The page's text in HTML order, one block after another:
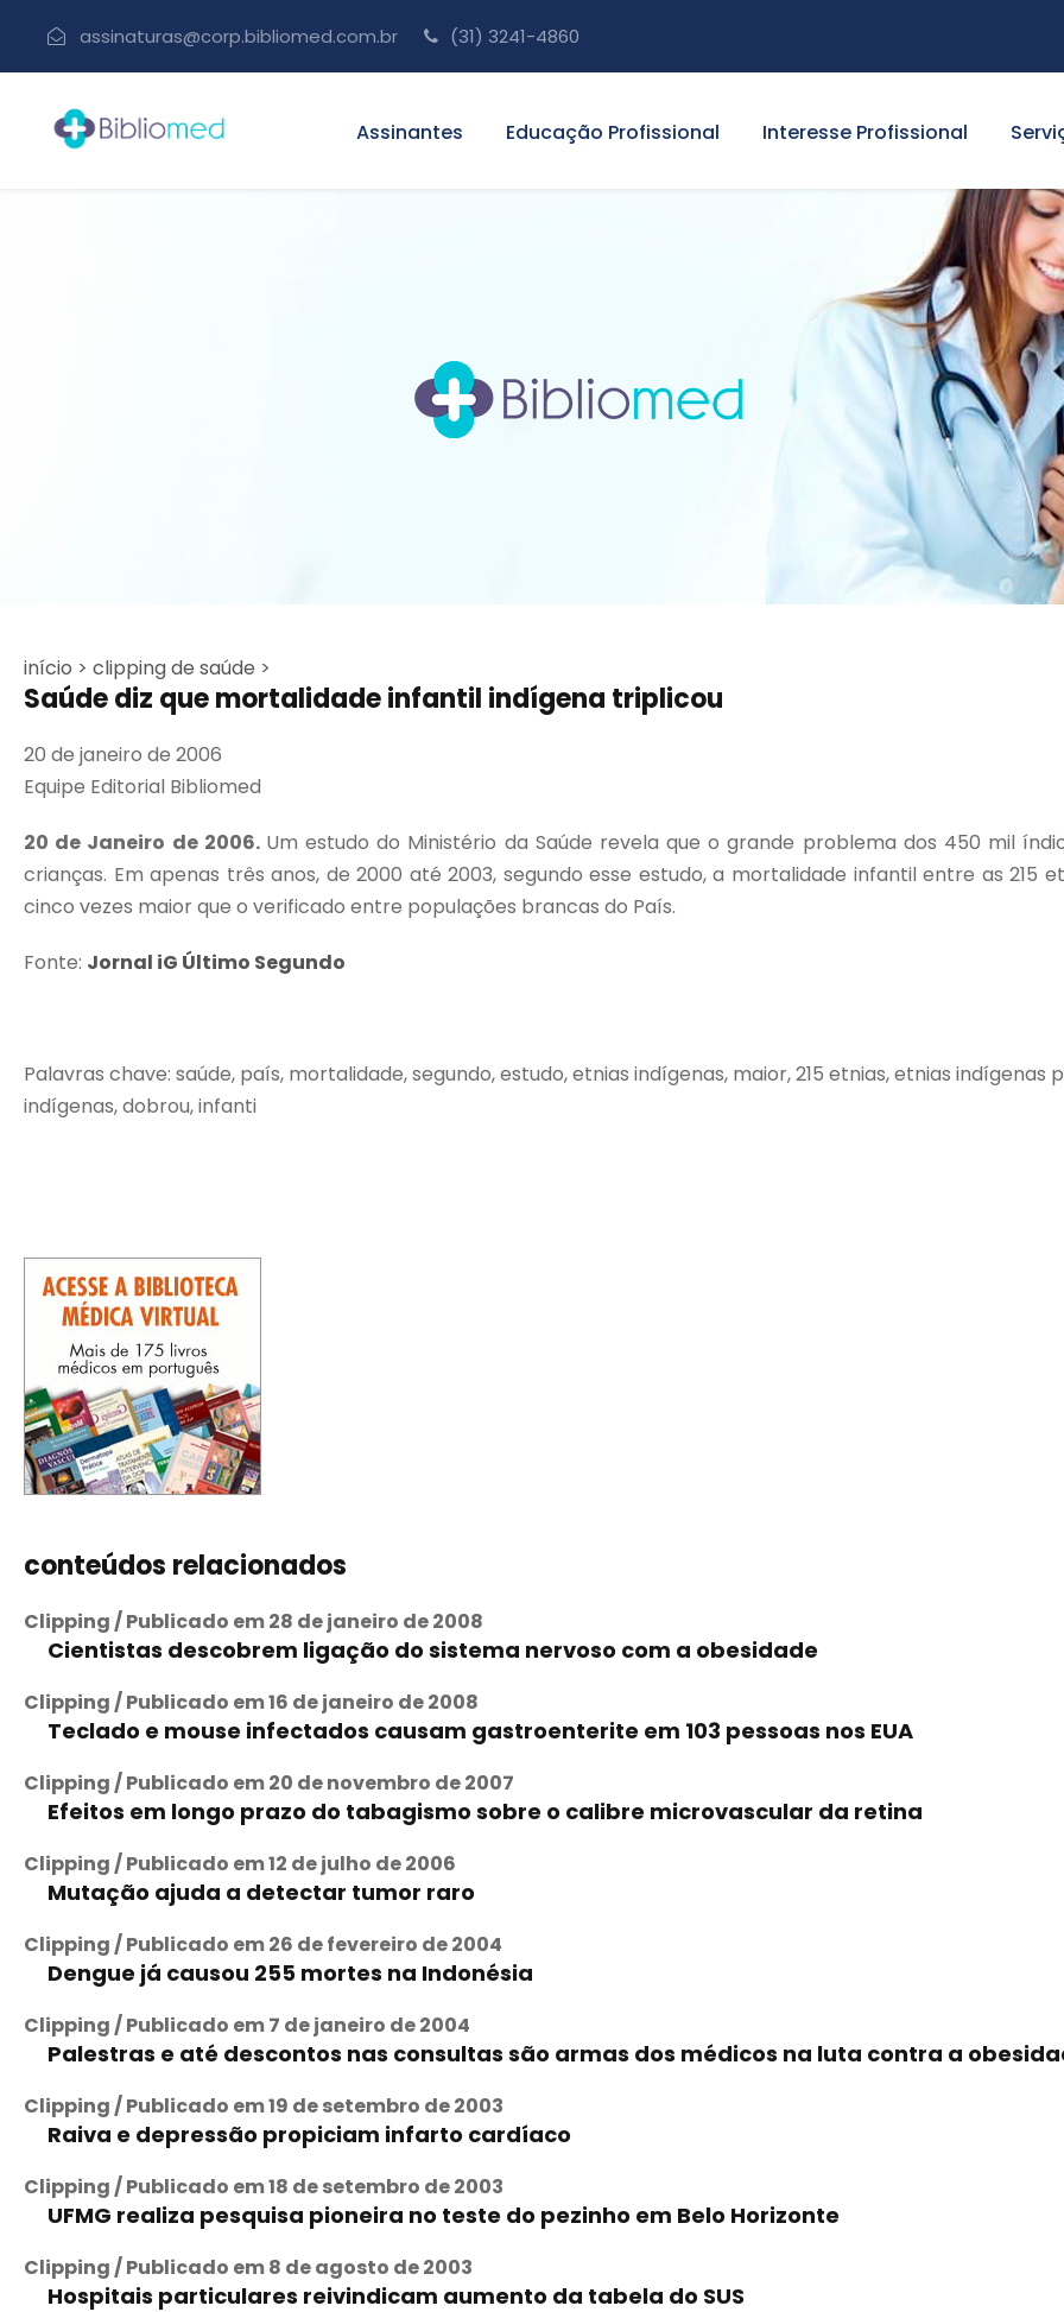
assinaturas@corp.bibliomed.com.br (31) 3241-4860
Assinantes Educação Profissional Interesse Profissional
início > clipping de saúde >
Saúde diz que mortalidade infantil indígena triplicou
20 de janeiro de 2006
Equipe Editorial Bibliomed
20 de Janeiro de 2006. Um estudo do Ministério da Saúde revela que o grande problema dos 450 mil
crianças. Em apenas três anos, de 2000 até 2003, segundo esse estudo, a mortalidade infantil entre as 215
cinco vezes maior que o verificado entre populações brancas do País.
Fonte: Jornal iG Último Segundo
Palavras chave: saúde, país, mortalidade, segundo, estudo, etnias indígenas, maior, 215 etnias, etnias
indígenas, dobrou, infanti
conteúdos relacionados
Clipping / Publicado em 28 de janeiro de 2008
Cientistas descobrem ligação do sistema nervoso com a obesidade
Clipping / Publicado em 16 de janeiro de 2008
Teclado e mouse infectados causam gastroenterite em 103 pessoas nos EUA
Clipping / Publicado em 20 de novembro de 2007
Efeitos em longo prazo do tabagismo sobre o calibre microvascular da retina
Clipping / Publicado em 12 de julho de 2006
Mutação ajuda a detectar tumor raro
Clipping / Publicado em 26 de fevereiro de 2004
Dengue já causou 255 mortes na Indonésia
Clipping / Publicado em 7 de janeiro de 2004
Palestras e até descontos nas consultas são armas dos médicos na luta contra a
Clipping / Publicado em 19 de setembro de 2003
Raiva e depressão propiciam infarto cardíaco
Clipping / Publicado em 18 de setembro de 2003
UFMG realiza pesquisa pioneira no teste do pezinho em Belo Horizonte
Clipping / Publicado em 8 de agosto de 2003
Hospitais particulares reivindicam aumento da tabela do SUS